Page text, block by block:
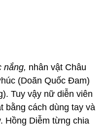
nắng, nhân vật Châu
(Doãn Quốc Đam)
Tuy vậy nữ diễn viên
bằng cách dùng tay và
Hồng Diễm từng chia